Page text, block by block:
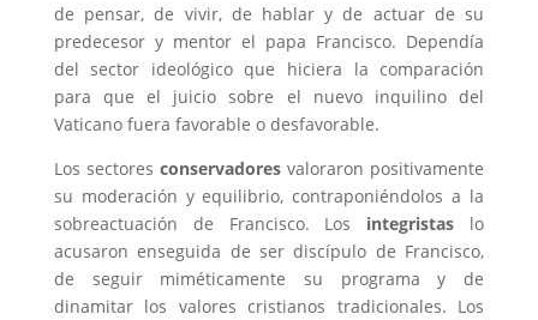
de pensar, de vivir, de hablar y de actuar de su
predecesor y mentor el papa Francisco. Dependía
del sector ideológico que hiciera la comparación
para que el juicio sobre el nuevo inquilino del
Vaticano fuera favorable o desfavorable.
Los sectores conservadoresvaloraron positivamente
su moderación y equilibrio, contraponiéndolos a la
sobreactuación de Francisco. Los integristas lo
acusaron enseguida de ser discípulo de Francisco,
de seguir miméticamente su programa y de
dinamitar los valores cristianos tradicionales. Los